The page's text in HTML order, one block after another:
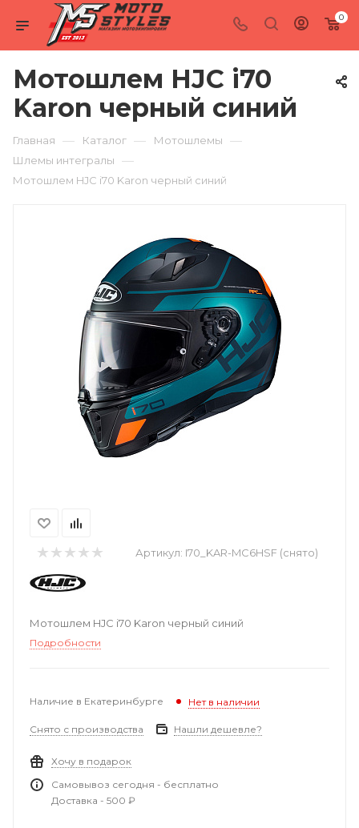
0
Мотошлем HJC i70
Karon черный синий
Главная — Каталог — Мотошлемы —
Шлемы интегралы —
Мотошлем HJC i70 Karon черный синий
Артикул: I70_KAR-MC6HSF (снято)
Мотошлем HJC i70 Karon черный синий
Подробности
Наличие в Екатеринбурге Нет в наличии
Снято с производства Нашли дешевле?
Хочу в подарок
Самовывоз сегодня - бесплатно
Доставка - 500 ₽